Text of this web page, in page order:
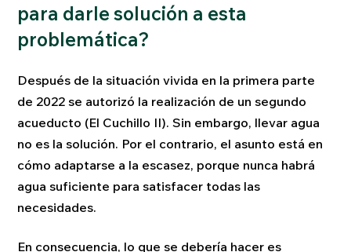
para darle solución a esta
problemática?
Después de la situación vivida en la primera parte
de 2022 se autorizó la realización de un segundo
acueducto (El Cuchillo II). Sin embargo, llevar agua
no es la solución. Por el contrario, el asunto está en
cómo adaptarse a la escasez, porque nunca habrá
agua suficiente para satisfacer todas las
necesidades.
En consecuencia, lo que se debería hacer es